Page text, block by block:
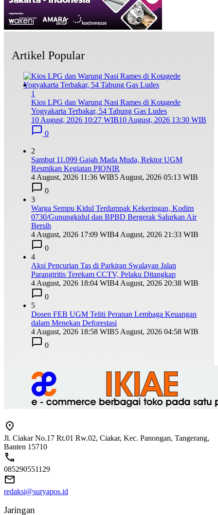
Artikel Popular
1
Kios LPG dan Warung Nasi Rames di Kotagede
Yogyakarta Terbakar, 54 Tabung Gas Ludes
10 August, 2026 10:27 WIB10 August, 2026 13:30 WIB
0
2
Sambut 11.099 Gajah Mada Muda, Rektor UGM
Resmikan Kegiatan PIONIR
4 August, 2026 11:36 WIB5 August, 2026 05:13 WIB
0
3
Warga Sempu Kidul Terdampak Kekeringan, Kodim
0730/Gunungkidul dan BPBD Bergerak Salurkan Air
Bersih
4 August, 2026 17:09 WIB4 August, 2026 21:33 WIB
0
4
Aksi Pencurian Tas di Parkiran Swalayan Jalan
Parangtritis Terekam CCTV, Pelaku Ditangkap
4 August, 2026 18:04 WIB4 August, 2026 20:38 WIB
0
5
Dosen FEB UGM Teliti Peranan Lembaga Keuangan
dalam Menekan Deforestasi
4 August, 2026 18:58 WIB5 August, 2026 04:58 WIB
0
Jl. Ciakar No.17 Rt.01 Rw.02, Ciakar, Kec. Panongan, Tangerang,
Banten 15710
085290551129
redaksi@suryapos.id
Jaringan